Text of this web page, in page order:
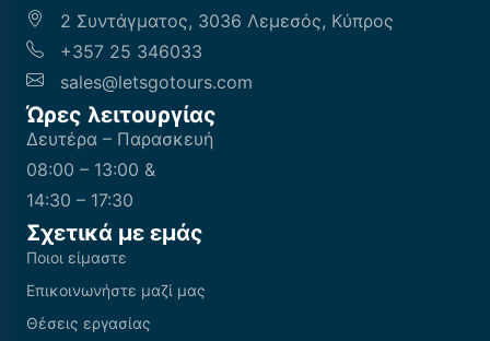
2 Συντάγματος, 3036 Λεμεσός, Κύπρος
+357 25 346033
sales@letsgotours.com
Ώρες λειτουργίας
Δευτέρα – Παρασκευή
08:00 – 13:00 &
14:30 – 17:30
Σχετικά με εμάς
Ποιοι είμαστε
Επικοινωνήστε μαζί μας
Θέσεις εργασίας